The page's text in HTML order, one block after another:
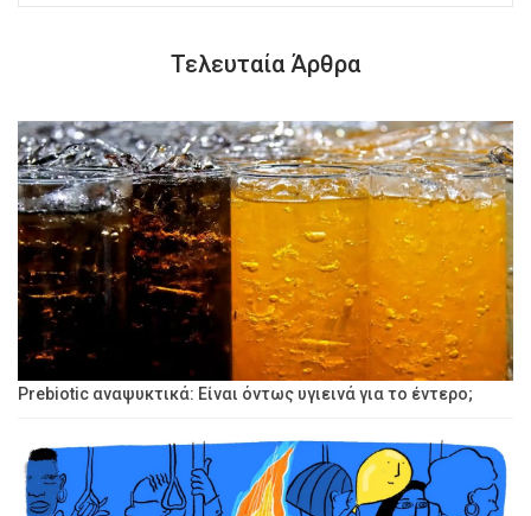
Τελευταία Άρθρα
Prebiotic αναψυκτικά: Είναι όντως υγιεινά για το έντερο;